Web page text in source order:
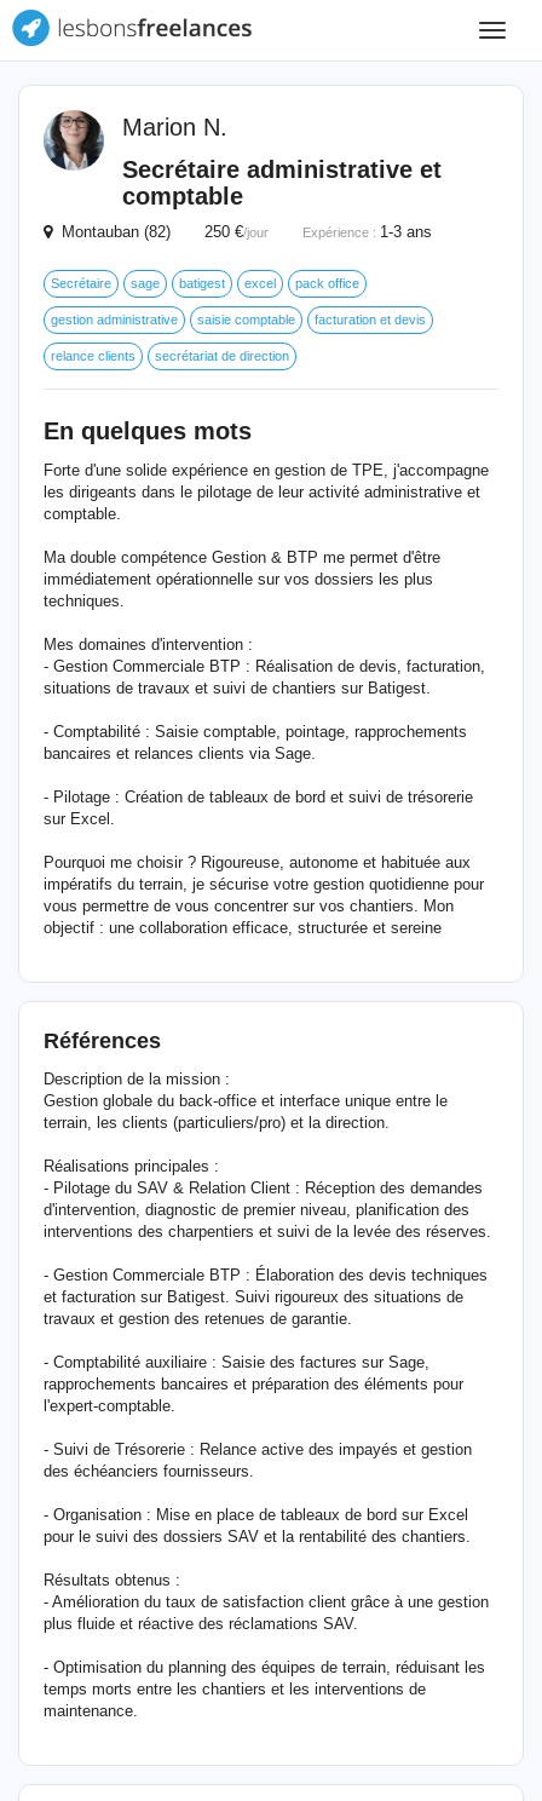
Toggle
Marion N.
Secrétaire administrative et
comptable
Montauban (82) 250 €/jour Expérience : 1-3 ans
Secrétaire sage batigest excel pack office
gestion administrative saisie comptable facturation et devis
relance clients secrétariat de direction
En quelques mots
Forte d'une solide expérience en gestion de TPE, j'accompagne
les dirigeants dans le pilotage de leur activité administrative et
comptable.
Ma double compétence Gestion & BTP me permet d'être
immédiatement opérationnelle sur vos dossiers les plus
techniques.
Mes domaines d'intervention :
- Gestion Commerciale BTP : Réalisation de devis, facturation,
situations de travaux et suivi de chantiers sur Batigest.
- Comptabilité : Saisie comptable, pointage, rapprochements
bancaires et relances clients via Sage.
- Pilotage : Création de tableaux de bord et suivi de trésorerie
sur Excel.
Pourquoi me choisir ? Rigoureuse, autonome et habituée aux
impératifs du terrain, je sécurise votre gestion quotidienne pour
vous permettre de vous concentrer sur vos chantiers. Mon
objectif : une collaboration efficace, structurée et sereine
Références
Description de la mission :
Gestion globale du back-office et interface unique entre le
terrain, les clients (particuliers/pro) et la direction.
Réalisations principales :
- Pilotage du SAV & Relation Client : Réception des demandes
d'intervention, diagnostic de premier niveau, planification des
interventions des charpentiers et suivi de la levée des réserves.
- Gestion Commerciale BTP : Élaboration des devis techniques
et facturation sur Batigest. Suivi rigoureux des situations de
travaux et gestion des retenues de garantie.
- Comptabilité auxiliaire : Saisie des factures sur Sage,
rapprochements bancaires et préparation des éléments pour
l'expert-comptable.
- Suivi de Trésorerie : Relance active des impayés et gestion
des échéanciers fournisseurs.
- Organisation : Mise en place de tableaux de bord sur Excel
pour le suivi des dossiers SAV et la rentabilité des chantiers.
Résultats obtenus :
- Amélioration du taux de satisfaction client grâce à une gestion
plus fluide et réactive des réclamations SAV.
- Optimisation du planning des équipes de terrain, réduisant les
temps morts entre les chantiers et les interventions de
maintenance.